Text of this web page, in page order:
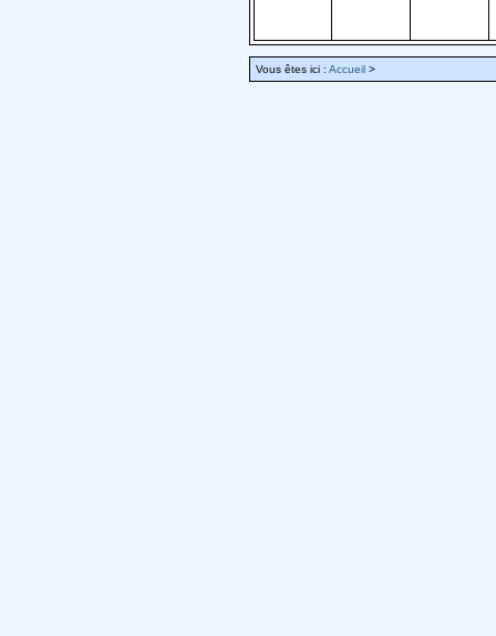
Vous êtes ici : Accueil >